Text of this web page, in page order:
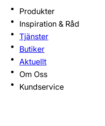
Produkter
Inspiration & Råd
Tjänster
Butiker
Aktuellt
Om Oss
Kundservice